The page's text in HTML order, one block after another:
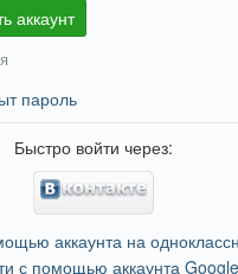
аккаунт
пароль
Быстро войти через: